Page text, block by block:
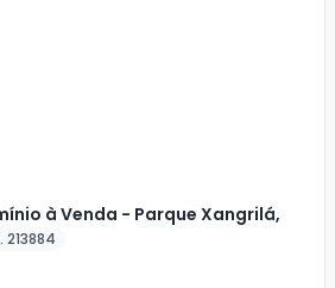
à Venda - Parque Xangrilá,
213884